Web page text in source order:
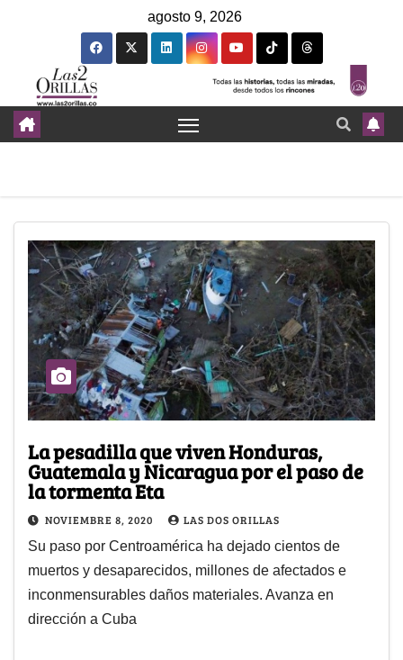
agosto 9, 2026
La pesadilla que viven Honduras,
Guatemala y Nicaragua por el paso de
la tormenta Eta
NOVIEMBRE 8, 2020 LAS DOS ORILLAS
Su paso por Centroamérica ha dejado cientos de
muertos y desaparecidos, millones de afectados e
inconmensurables daños materiales. Avanza en
dirección a Cuba